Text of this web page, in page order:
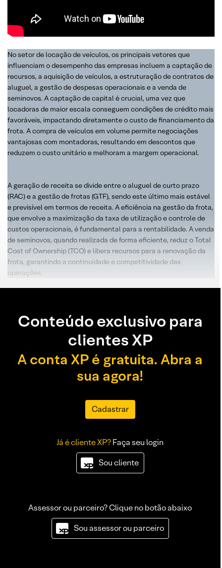
No setor de locação de veículos, os principais vetores que
influenciam o desempenho das empresas incluem a captação de
recursos, a aquisição de veículos, a estruturação de contratos de
aluguel, a gestão de despesas operacionais e a venda de
seminovos. A captação de capital é crucial, uma vez que
locadoras de maior escala conseguem condições de crédito mais
favoráveis, impactando diretamente o custo de financiamento da
frota. A compra de veículos em volume permite negociações
vantajosas com montadoras, resultando em descontos que
reduzem o custo unitário e melhoram a margem operacional.
A geração de receita se divide entre o aluguel de curto prazo
(RAC) e a gestão de frotas (GTF), sendo este último mais estável
e previsível em termos de receita. A eficiência na gestão da frota,
que envolve a maximização da taxa de utilização e controle de
custos operacionais, é fundamental para a rentabilidade. A venda
de seminovos, quando realizada de forma eficiente, reduz o Total
Cost of Ownership (TCO) e libera recursos para a renovação da
frota, garantindo a continuidade e competitividade das
operações.
Conteúdo exclusivo para
clientes XP
A conta XP é gratuita. Abra a
sua agora!
Cadastrar
Já é cliente XP?Faça seu login
Sou cliente
Assessor ou parceiro? Clique no botão abaixo
Sou assessor ou parceiro